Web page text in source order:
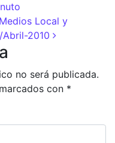
Local y
Abril-2010
no será publicada.
con *